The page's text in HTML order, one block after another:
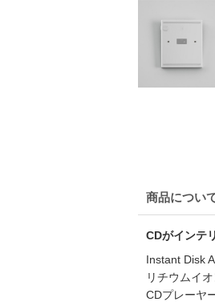
商品につい
CDがインテ
Instant Disk
リチウムイ
CDプレーヤ